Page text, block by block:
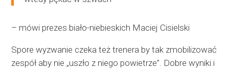
– mówi prezes biało-niebieskich Maciej Cisielski
Spore wyzwanie czeka też trenera by tak zmobilizować
zespół aby nie „uszło z niego powietrze”. Dobre wyniki i